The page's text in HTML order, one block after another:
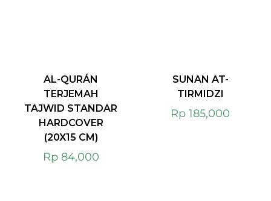
AL-QURÁN
TERJEMAH
TAJWID STANDAR
HARDCOVER
(20X15 CM)
Rp84,000
SUNAN AT-
TIRMIDZI
Rp 185,000